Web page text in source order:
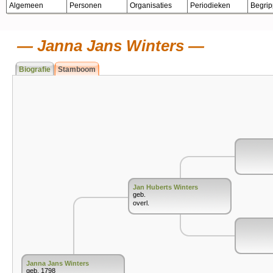
Algemeen Personen Organisaties Periodieken
Janna Jans Winters
Biografie Stamboom
Janna Jans Winters
geb. 1798
Jan Huberts Winters
geb.
overl.